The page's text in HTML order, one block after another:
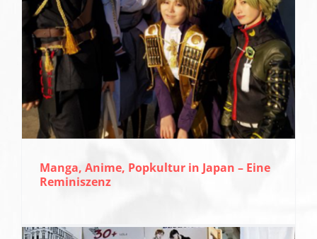
Manga, Anime, Popkultur in Japan – Eine
Reminiszenz